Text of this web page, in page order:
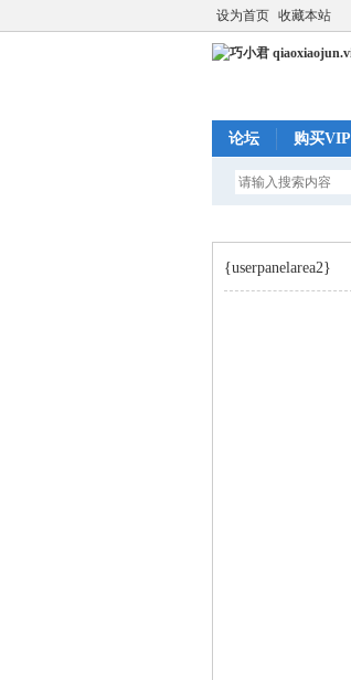
设为首页 收藏本站
论坛 购买VIP
{userpanelarea2}